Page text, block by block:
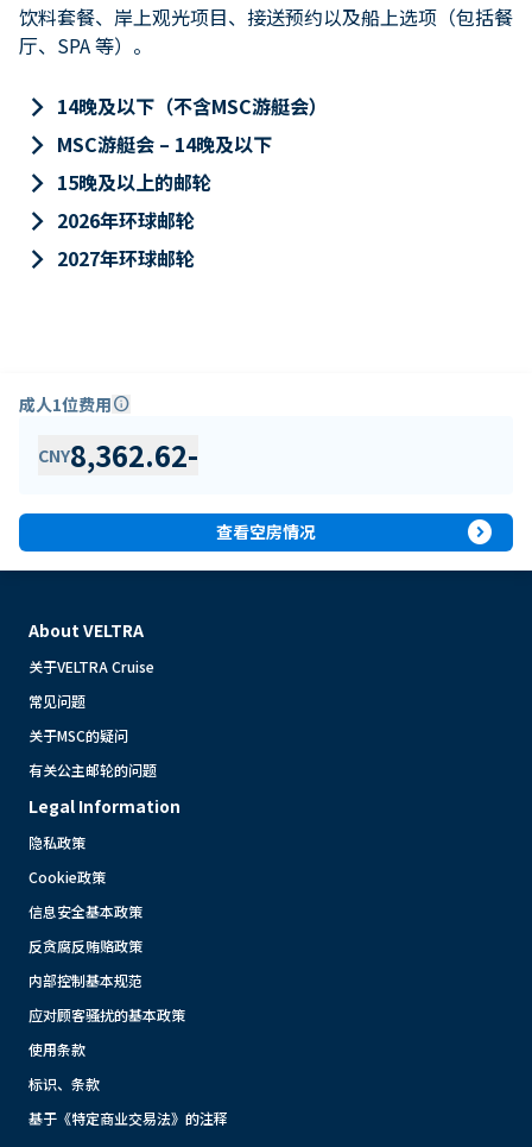
饮料套餐、岸上观光项目、接送预约以及船上选项（包括餐
厅、SPA 等）。
keyboard_arrow_right 14晚及以下（不含MSC游艇会）
keyboard_arrow_right MSC游艇会 – 14晚及以下
keyboard_arrow_right 15晚及以上的邮轮
keyboard_arrow_right 2026年环球邮轮
keyboard_arrow_right 2027年环球邮轮
成人1位费用info
CNY8,362.62-
查看空房情况 expand_circle_right
About VELTRA
关于VELTRA Cruise
常见问题
关于MSC的疑问
有关公主邮轮的问题
Legal Information
隐私政策
Cookie政策
信息安全基本政策
反贪腐反贿赂政策
内部控制基本规范
应对顾客骚扰的基本政策
使用条款
标识、条款
基于《特定商业交易法》的注释